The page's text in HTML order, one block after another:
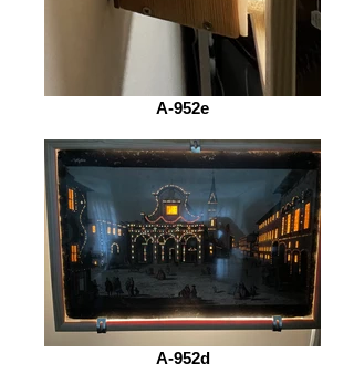
A-952e
A-952d